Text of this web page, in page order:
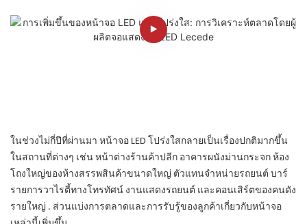
ในช่วงไม่กี่ปีที่ผ่านมา หน้าจอ LED โปร่งใสกลายเป็นเรื่องปกติมากขึ้น
ในสถานที่ต่างๆ เช่น หน้าต่างร้านค้าปลีก อาคารผนังม่านกระจก ห้อง
โถงใหญ่ของห้างสรรพสินค้าขนาดใหญ่ ตัวแทนจำหน่ายรถยนต์ บาร์
รายการวาไรตี้ทางโทรทัศน์ งานแสดงรถยนต์ และคอนเสิร์ตของคนดัง
รายใหญ่ . ส่วนแบ่งการตลาดและการรับรู้ของลูกค้าเกี่ยวกับหน้าจอ